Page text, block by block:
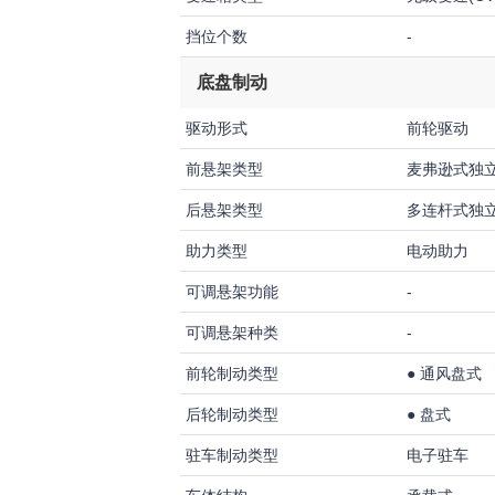
挡位个数 -
底盘制动
驱动形式 前轮驱动
前悬架类型 麦弗逊式独
后悬架类型 多连杆式独
助力类型 电动助力
可调悬架功能 -
可调悬架种类 -
前轮制动类型 ● 通风盘式
后轮制动类型 ● 盘式
驻车制动类型 电子驻车